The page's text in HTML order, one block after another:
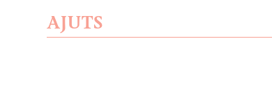
AJUTS